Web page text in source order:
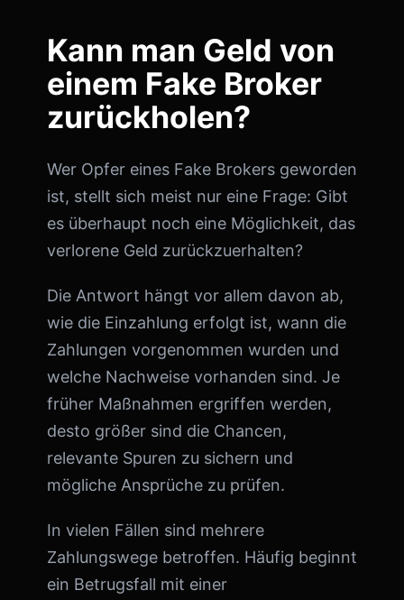
Kann man Geld von
einem Fake Broker
zurückholen?
Wer Opfer eines Fake Brokers geworden
ist, stellt sich meist nur eine Frage: Gibt
es überhaupt noch eine Möglichkeit, das
verlorene Geld zurückzuerhalten?
Die Antwort hängt vor allem davon ab,
wie die Einzahlung erfolgt ist, wann die
Zahlungen vorgenommen wurden und
welche Nachweise vorhanden sind. Je
früher Maßnahmen ergriffen werden,
desto größer sind die Chancen,
relevante Spuren zu sichern und
mögliche Ansprüche zu prüfen.
In vielen Fällen sind mehrere
Zahlungswege betroffen. Häufig beginnt
ein Betrugsfall mit einer